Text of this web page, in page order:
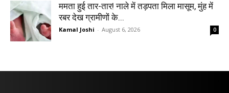
ममता हुई तार-तार! नाले में तड़पता मिला मासूम, मुंह में
रबर देख ग्रामीणों के...
Kamal Joshi - August 6, 2026 0